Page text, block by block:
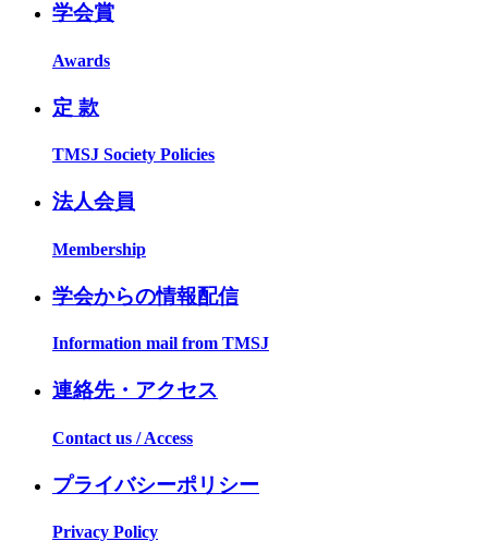
学会賞
Awards
定 款
TMSJ Society Policies
法人会員
Membership
学会からの情報配信
Information mail from TMSJ
連絡先・アクセス
Contact us / Access
プライバシーポリシー
Privacy Policy